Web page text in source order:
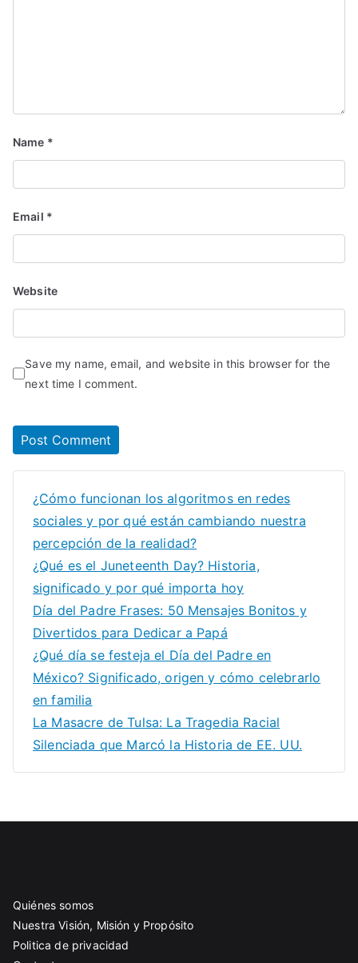
Name *
Email *
Website
Save my name, email, and website in this browser for the
next time I comment.
¿Cómo funcionan los algoritmos en redes
sociales y por qué están cambiando nuestra
percepción de la realidad?
¿Qué es el Juneteenth Day? Historia,
significado y por qué importa hoy
Día del Padre Frases: 50 Mensajes Bonitos y
Divertidos para Dedicar a Papá
¿Qué día se festeja el Día del Padre en
México? Significado, origen y cómo celebrarlo
en familia
La Masacre de Tulsa: La Tragedia Racial
Silenciada que Marcó la Historia de EE. UU.
Quiénes somos
Nuestra Visión, Misión y Propósito
Politica de privacidad